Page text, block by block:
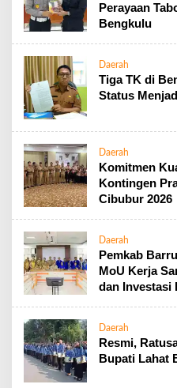
Perayaan
Bengkulu
Daerah
Tiga TK di
Status
Daerah
Komitmen
Kontingen
Cibubur 2026
Daerah
Pemkab
MoU Kerja
dan Investasi
Daerah
Resmi,
Bupati Lahat